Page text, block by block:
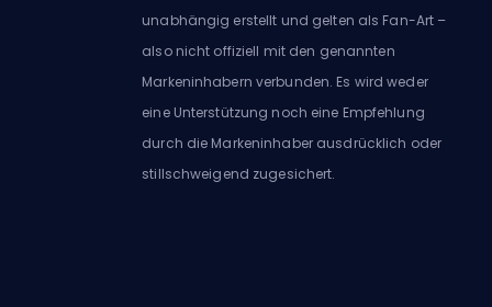
unabhängig erstellt und gelten als Fan-Art –
also nicht offiziell mit den genannten
Markeninhabern verbunden. Es wird weder
eine Unterstützung noch eine Empfehlung
durch die Markeninhaber ausdrücklich oder
stillschweigend zugesichert.